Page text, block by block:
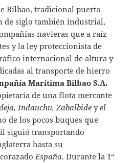
Bilbao, tradicional puerto
de siglo también industrial,
navieras que a raíz
y la ley proteccionista de
internacional de altura y
al transporte de hierro
Marítima Bilbao S.A.
de una flota mercante
Indauchu, Zabalbide yel
de los pocos buques que
siguió transportando
hasta su
España. Durante la 1ª